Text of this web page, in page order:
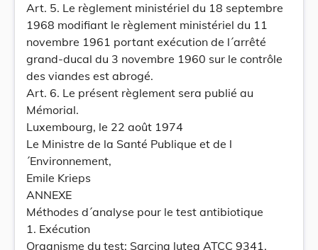
Art. 5. Le règlement ministériel du 18 septembre
1968 modifiant le règlement ministériel du 11
novembre 1961 portant exécution de l´arrêté
grand-ducal du 3 novembre 1960 sur le contrôle
des viandes est abrogé.
Art. 6. Le présent règlement sera publié au
Mémorial.
Luxembourg, le 22 août 1974
Le Ministre de la Santé Publique et de l
´Environnement,
Emile Krieps
ANNEXE
Méthodes d´analyse pour le test antibiotique
1. Exécution
Organisme du test: Sarcina lutea ATCC 9341.